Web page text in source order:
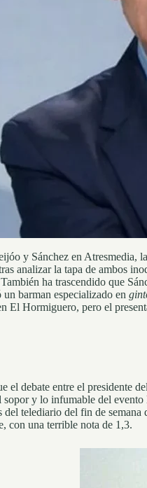
y Sánchez en Atresmedia,
analizar la tapa de ambos
ha trascendido que
barman especializado en
El Hormiguero, pero el
el debate entre el
y lo infumable del
telediario del fin de
con una terrible nota de 1,3.